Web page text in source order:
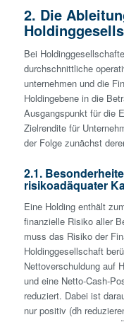
2. Die
Bei
durchschnittliche
unternehmen und die
Holdingebene in die
Ausgangspunkt für die
Zielrendite für
der Folge zunächst
2.1.
risikoadäquater
Eine Holding enthält
finanzielle Risiko aller
muss das Risiko der
Holdinggesellschaft
Nettoverschuldung auf
und eine Netto-Cash-
reduziert. Dabei ist
nur positiv (dh